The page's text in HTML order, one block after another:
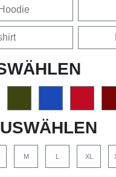
M L XL